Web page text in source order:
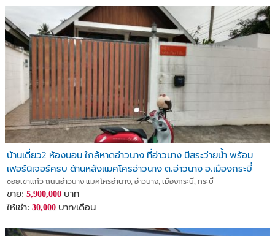
บ้านเดี่ยว2 ห้องนอน ใกล้หาดอ่าวนาง ที่อ่าวนาง มีสระว่ายน้ำ พร้อม
เฟอร์นิเจอร์ครบ ด้านหลังแมคโครอ่าวนาง ต.อ่าวนาง อ.เมืองกระบี่
จ.กระบี่
ซอยเขาแก้ว ถนนอ่าวนาง แมคโครอ่านาง, อ่าวนาง, เมืองกระบี่, กระบี่
ขาย: 5,900,000 บาท
ให้เช่า: 30,000 บาท/เดือน